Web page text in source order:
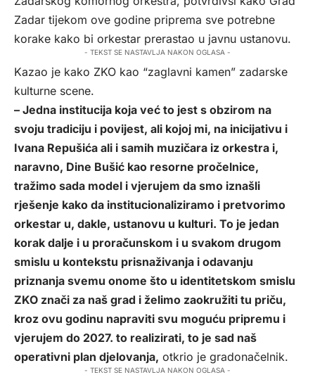
Zadar tijekom ove godine priprema sve potrebne
korake kako bi orkestar prerastao u javnu ustanovu.
- TEKST SE NASTAVLJA NAKON OGLASA -
Kazao je kako ZKO kao “zaglavni kamen” zadarske
kulturne scene.
– Jedna institucija koja već to jest s obzirom na
svoju tradiciju i povijest, ali kojoj mi, na inicijativu i
Ivana Repušića ali i samih muzičara iz orkestra i,
naravno, Dine Bušić kao resorne pročelnice,
tražimo sada model i vjerujem da smo iznašli
rješenje kako da institucionaliziramo i pretvorimo
orkestar u, dakle, ustanovu u kulturi. To je jedan
korak dalje i u proračunskom i u svakom drugom
smislu u kontekstu prisnaživanja i odavanju
priznanja svemu onome što u identitetskom smislu
ZKO znači za naš grad i želimo zaokružiti tu priču,
kroz ovu godinu napraviti svu moguću pripremu i
vjerujem do 2027. to realizirati, to je sad naš
operativni plan djelovanja, otkrio je gradonačelnik.
- TEKST SE NASTAVLJA NAKON OGLASA -